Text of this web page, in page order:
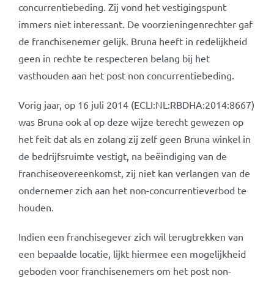
concurrentiebeding. Zij vond het vestigingspunt
immers niet interessant. De voorzieningenrechter gaf
de franchisenemer gelijk. Bruna heeft in redelijkheid
geen in rechte te respecteren belang bij het
vasthouden aan het post non concurrentiebeding.
Vorig jaar, op 16 juli 2014 (ECLI:NL:RBDHA:2014:8667)
was Bruna ook al op deze wijze terecht gewezen op
het feit dat als en zolang zij zelf geen Bruna winkel in
de bedrijfsruimte vestigt, na beëindiging van de
franchiseovereenkomst, zij niet kan verlangen van de
ondernemer zich aan het non-concurrentieverbod te
houden.
Indien een franchisegever zich wil terugtrekken van
een bepaalde locatie, lijkt hiermee een mogelijkheid
geboden voor franchisenemers om het post non-